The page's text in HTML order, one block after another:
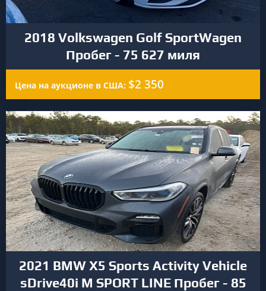
2018 Volkswagen Golf SportWagen
Пробег - 75 627 миля
Цена на аукционе в США: $2 350
2021 BMW X5 Sports Activity Vehicle
sDrive40i M SPORT LINE Пробег - 85